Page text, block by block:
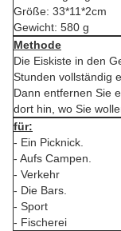
Größe: 33*11*2cm
Gewicht: 580 g
Methode
Die Eiskiste in den
Stunden vollständig
Dann entfernen Sie
dort hin, wo Sie
für:
- Ein Picknick.
- Aufs Campen.
- Verkehr
- Die Bars.
- Sport
- Fischerei